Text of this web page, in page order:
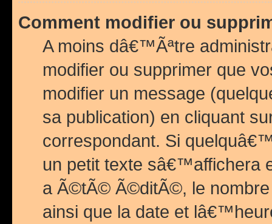
Comment modifier ou
A moins dâ€™Ãªtre
modifier ou supprimer que
modifier un message
sa publication) en cliquant
correspondant. Si
un petit texte sâ€™affichera
a Ã©tÃ© Ã©ditÃ©, le
ainsi que la date et